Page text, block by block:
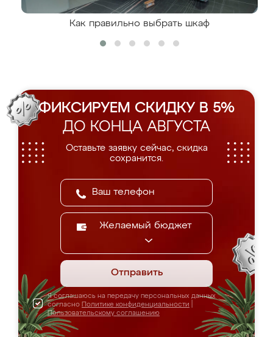
Как правильно выбрать шкаф
ФИКСИРУЕМ СКИДКУ В 5%
ДО КОНЦА АВГУСТА
Оставьте заявку сейчас, скидка
сохранится.
Желаемый бюджет
Отправить
Я соглашаюсь на передачу персональных данных
согласно Политике конфиденциальности
Пользовательскому соглашению